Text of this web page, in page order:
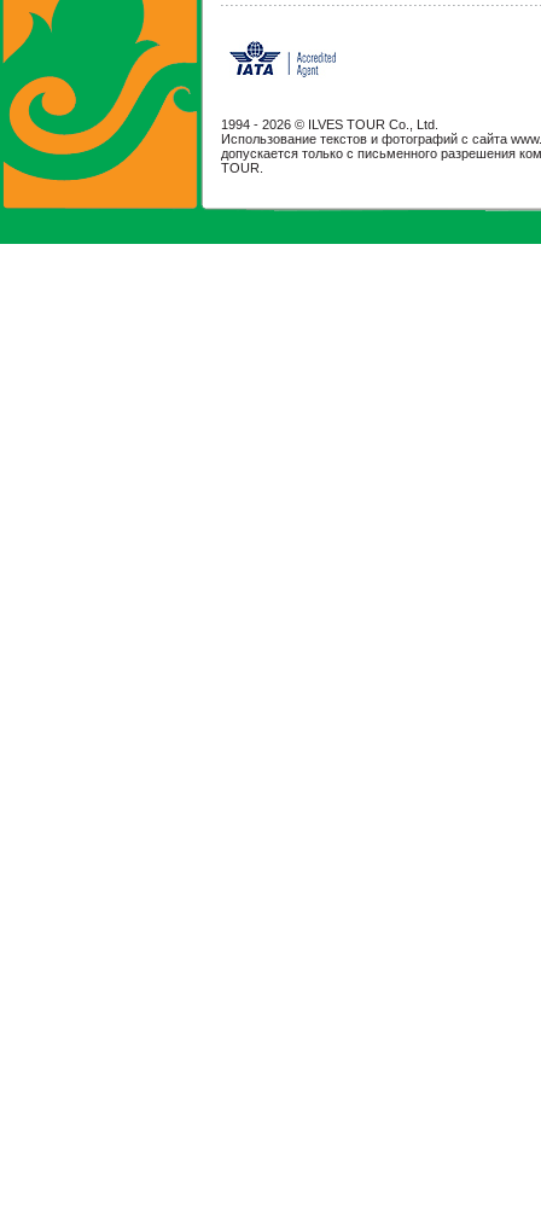
1994 - 2026 © ILVES TOUR Co., Ltd.
Использование текстов и фотографий с сайта
допускается только с письменного разрешения
TOUR.